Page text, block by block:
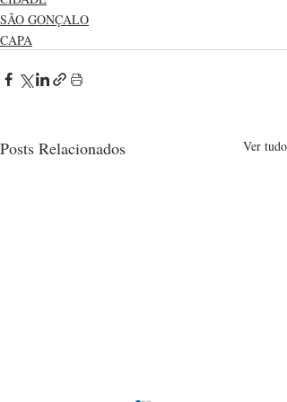
SÃO GONÇALO
CAPA
Posts Relacionados Ver tudo